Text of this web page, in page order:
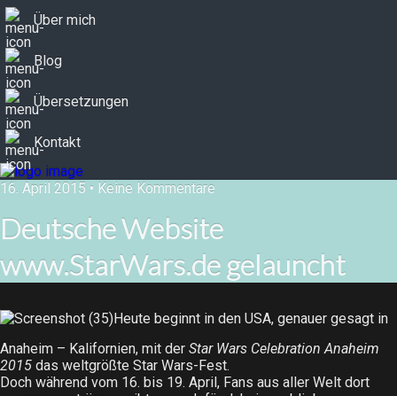
Über mich
Blog
Übersetzungen
Kontakt
16. April 2015 • Keine Kommentare
Deutsche Website
www.StarWars.de gelauncht
Heute beginnt in den USA, genauer gesagt in
Anaheim – Kalifornien, mit der Star Wars Celebration Anaheim
2015​ das weltgrößte Star Wars-Fest.
Doch während vom 16. bis 19. April, Fans aus aller Welt dort